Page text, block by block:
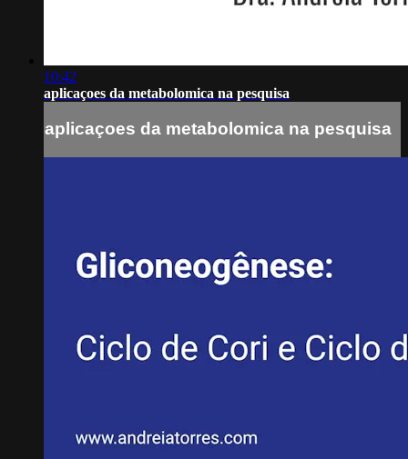
10:42
aplicaçoes da metabolomica na pesquisa
aplicaçoes da metabolomica na pesquisa